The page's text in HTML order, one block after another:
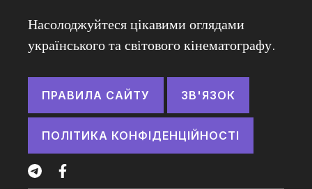
Насолоджуйтеся цікавими оглядами
українського та світового кінематографу.
ПРАВИЛА САЙТУ ЗВ'ЯЗОК
ПОЛІТИКА КОНФІДЕНЦІЙНОСТІ